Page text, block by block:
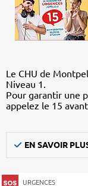
Le CHU de
Niveau 1.
Pour garantir une
appelez le 15
EN SAVOIR
URGENCES